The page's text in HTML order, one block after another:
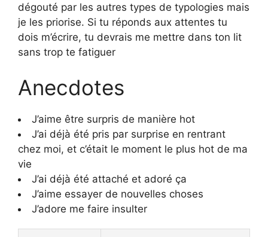
dégouté par les autres types de typologies mais
je les priorise. Si tu réponds aux attentes tu
dois m’écrire, tu devrais me mettre dans ton lit
sans trop te fatiguer
Anecdotes
J’aime être surpris de manière hot
J’ai déjà été pris par surprise en rentrant
chez moi, et c’était le moment le plus hot de ma
vie
J’ai déjà été attaché et adoré ça
J’aime essayer de nouvelles choses
J’adore me faire insulter